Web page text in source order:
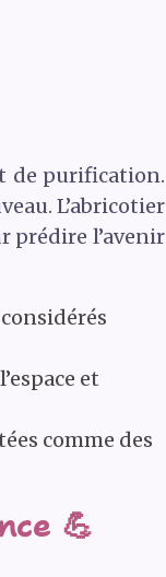
de purification.
L’abricotier
prédire l’avenir
et
comme des
💪